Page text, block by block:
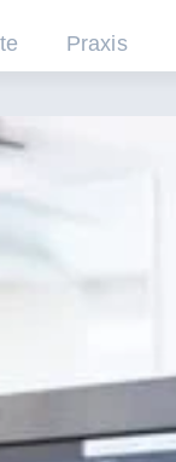
Praxis